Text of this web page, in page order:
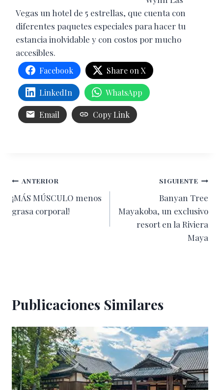
Vegas un hotel de 5 estrellas, que cuenta con
diferentes paquetes especiales para hacer tu
estancia inolvidable y con costos por mucho
accesibles.
Facebook Share on X
LinkedIn WhatsApp
Email Copy Link
Navegación
de
ANTERIOR
¡MÁS MÚSCULO menos
grasa corporal!
SIGUIENTE
Banyan Tree
Mayakoba, un exclusivo
resort en la Riviera
Maya
Publicaciones Similares